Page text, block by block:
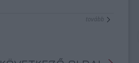
tovább